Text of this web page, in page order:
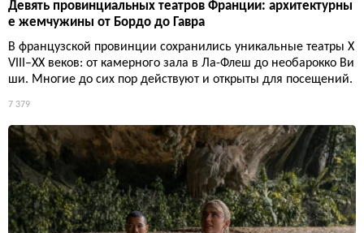
Девять провинциальных театров Франции: архитектурны
е жемчужины от Бордо до Гавра
В французской провинции сохранились уникальные театры X
VIII–XX веков: от камерного зала в Ла-Флеш до необарокко Ви
ши. Многие до сих пор действуют и открыты для посещений.
7 379